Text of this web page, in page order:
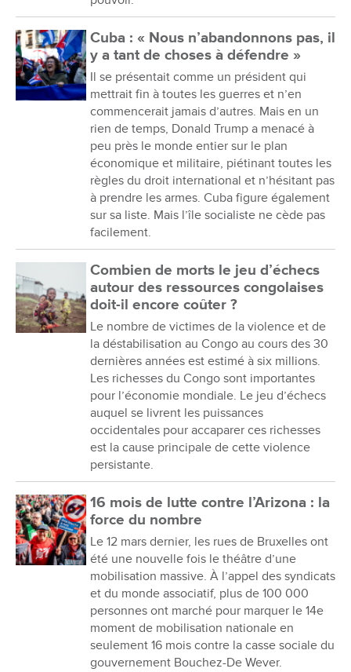
Cuba : « Nous n’abandonnons pas, il
y a tant de choses à défendre »
Il se présentait comme un président qui
mettrait fin à toutes les guerres et n’en
commencerait jamais d’autres. Mais en un
rien de temps, Donald Trump a menacé à
peu près le monde entier sur le plan
économique et militaire, piétinant toutes les
règles du droit international et n’hésitant pas
à prendre les armes. Cuba figure également
sur sa liste. Mais l’île socialiste ne cède pas
facilement.
Combien de morts le jeu d’échecs
autour des ressources congolaises
doit-il encore coûter ?
Le nombre de victimes de la violence et de
la déstabilisation au Congo au cours des 30
dernières années est estimé à six millions.
Les richesses du Congo sont importantes
pour l’économie mondiale. Le jeu d’échecs
auquel se livrent les puissances
occidentales pour accaparer ces richesses
est la cause principale de cette violence
persistante.
16 mois de lutte contre l’Arizona : la
force du nombre
Le 12 mars dernier, les rues de Bruxelles ont
été une nouvelle fois le théâtre d’une
mobilisation massive. À l’appel des syndicats
et du monde associatif, plus de 100 000
personnes ont marché pour marquer le 14e
moment de mobilisation nationale en
seulement 16 mois contre la casse sociale du
gouvernement Bouchez-De Wever.